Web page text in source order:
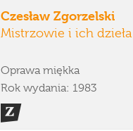
Czesław Zgorzelski
Mistrzowie i ich dzieła
Oprawa miękka
Rok wydania: 1983